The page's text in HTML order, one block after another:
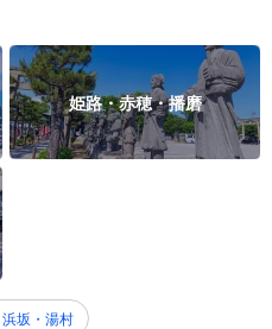
姫路・赤穂・播磨
坂・湯村